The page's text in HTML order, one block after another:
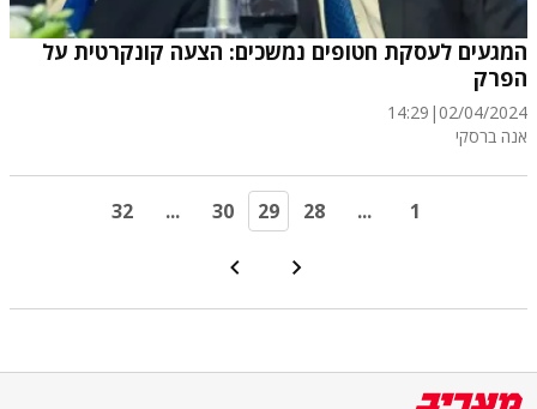
המגעים לעסקת חטופים נמשכים: הצעה קונקרטית על
הפרק
02/04/2024
|
14:29
אנה ברסקי
32 ... 30 29 28 ... 1